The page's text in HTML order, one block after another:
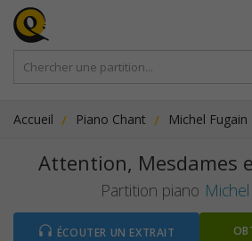
Accueil Piano Chant Michel Fugain
Attention, Mesdames
Partition piano
ÉCOUTER UN EXTRAIT